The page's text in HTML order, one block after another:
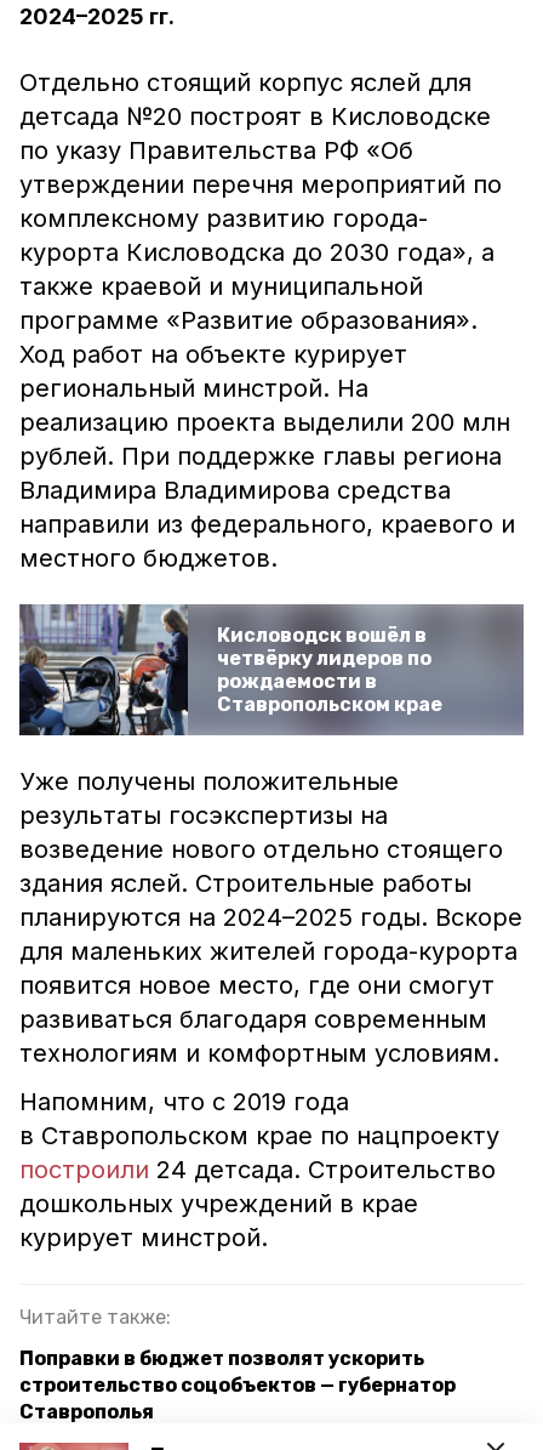
2024–2025 гг.
Отдельно стоящий корпус яслей для
детсада №20 построят в Кисловодске
по указу Правительства РФ «Об
утверждении перечня мероприятий по
комплексному развитию города-
курорта Кисловодска до 2030 года», а
также краевой и муниципальной
программе «Развитие образования».
Ход работ на объекте курирует
региональный минстрой. На
реализацию проекта выделили 200 млн
рублей. При поддержке главы региона
Владимира Владимирова средства
направили из федерального, краевого и
местного бюджетов.
Кисловодск вошёл в
четвёрку лидеров по
рождаемости в
Ставропольском крае
Уже получены положительные
результаты госэкспертизы на
возведение нового отдельно стоящего
здания яслей. Строительные работы
планируются на 2024–2025 годы. Вскоре
для маленьких жителей города-курорта
появится новое место, где они смогут
развиваться благодаря современным
технологиям и комфортным условиям.
Напомним, что с 2019 года
в Ставропольском крае по нацпроекту
построили 24 детсада. Строительство
дошкольных учреждений в крае
курирует минстрой.
Читайте также:
Поправки в бюджет позволят ускорить
строительство соцобъектов — губернатор
Ставрополья